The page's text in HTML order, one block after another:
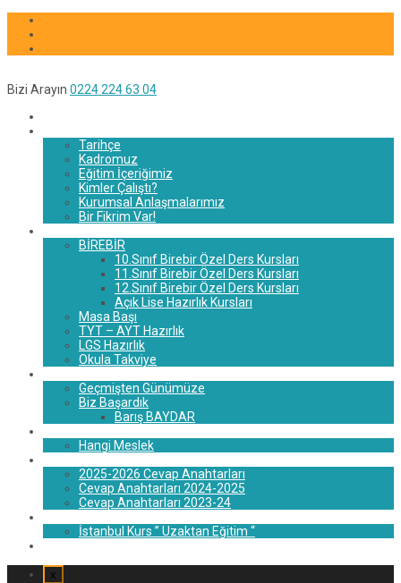
Bizi Arayın 0224 224 63 04
Tarihçe
Kadromuz
Eğitim İçeriğimiz
Kimler Çalıştı?
Kurumsal Anlaşmalarımız
Bir Fikrim Var!
BİREBİR
10.Sınıf Birebir Özel Ders Kursları
11.Sınıf Birebir Özel Ders Kursları
12.Sınıf Birebir Özel Ders Kursları
Açık Lise Hazırlık Kursları
Masa Başı
TYT – AYT Hazırlık
LGS Hazırlık
Okula Takviye
Geçmişten Günümüze
Biz Başardık
Barış BAYDAR
Hangi Meslek
2025-2026 Cevap Anahtarları
Cevap Anahtarları 2024-2025
Cevap Anahtarları 2023-24
İstanbul Kurs ” Uzaktan Eğitim “
x